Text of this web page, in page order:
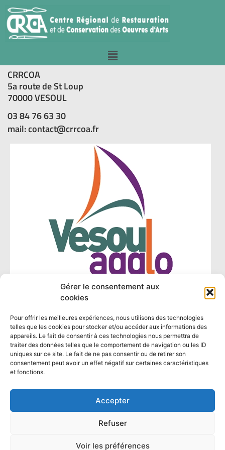
Gérer le consentement aux
cookies
Pour offrir les meilleures expériences, nous utilisons des technologies
telles que les cookies pour stocker et/ou accéder aux informations des
appareils. Le fait de consentir à ces technologies nous permettra de
traiter des données telles que le comportement de navigation ou les ID
uniques sur ce site. Le fait de ne pas consentir ou de retirer son
consentement peut avoir un effet négatif sur certaines caractéristiques
et fonctions.
Accepter
Refuser
Voir les préférences
CRRCOA
5a route de St Loup
70000 VESOUL
03 84 76 63 30
mail: contact@crrcoa.fr